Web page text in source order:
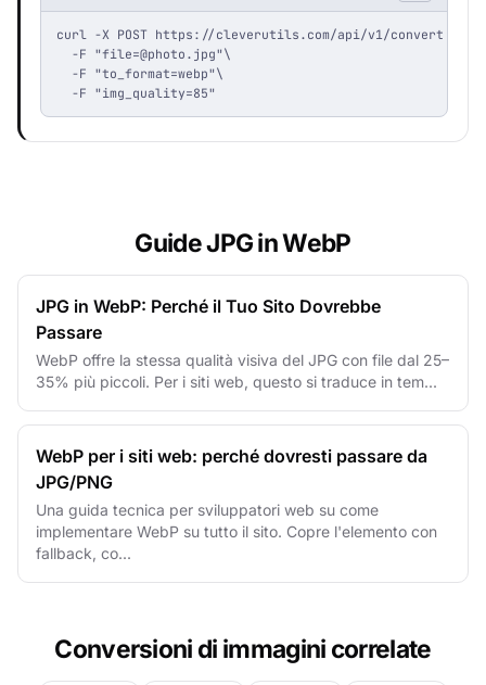
curl -X POST https://cleverutils.com/api/v1/convert \
  -F "
file=@photo.jpg"\
  -F "to_format=webp"\
  -F "img_quality=85"
Guide JPG in WebP
JPG in WebP: Perché il Tuo Sito Dovrebbe
Passare
WebP offre la stessa qualità visiva del JPG con file dal 25–
35% più piccoli. Per i siti web, questo si traduce in tem...
WebP per i siti web: perché dovresti passare da
JPG/PNG
Una guida tecnica per sviluppatori web su come
implementare WebP su tutto il sito. Copre l'elemento con
fallback, co...
Conversioni di immagini correlate